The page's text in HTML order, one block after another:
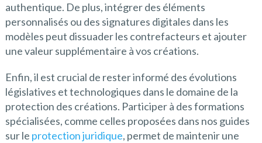
authentique. De plus, intégrer des éléments
personnalisés ou des signatures digitales dans les
modèles peut dissuader les contrefacteurs et ajouter
une valeur supplémentaire à vos créations.
Enfin, il est crucial de rester informé des évolutions
législatives et technologiques dans le domaine de la
protection des créations. Participer à des formations
spécialisées, comme celles proposées dans nos guides
sur le protection juridique, permet de maintenir une